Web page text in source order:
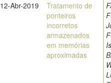
12-Abr-2019
Tratamento de
ponteiros
incorretos
armazenados
em memórias
aproximadas